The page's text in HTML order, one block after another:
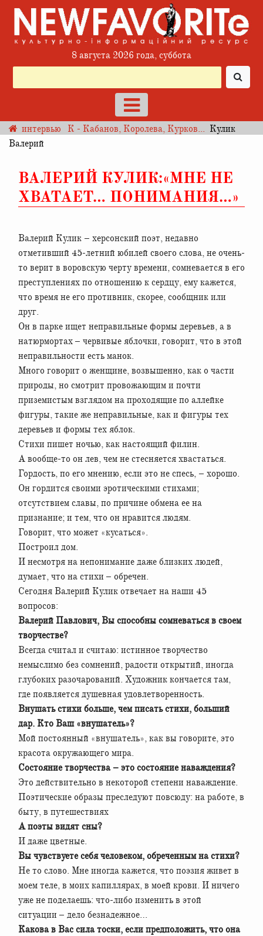
8 августа 2026 года, суббота
интервью К - Кабанов, Королева, Курков... Кулик
Валерий
ВАЛЕРИЙ КУЛИК:«МНЕ НЕ
ХВАТАЕТ… ПОНИМАНИЯ…»
Валерий Кулик – херсонский поэт, недавно
отметивший 45-летний юбилей своего слова, не очень-
то верит в воровскую черту времени, сомневается в его
преступлениях по отношению к сердцу, ему кажется,
что время не его противник, скорее, сообщник или
друг.
Он в парке ищет неправильные формы деревьев, а в
натюрмортах – червивые яблочки, говорит, что в этой
неправильности есть манок.
Много говорит о женщине, возвышенно, как о части
природы, но смотрит провожающим и почти
приземистым взглядом на проходящие по аллейке
фигуры, такие же неправильные, как и фигуры тех
деревьев и формы тех яблок.
Стихи пишет ночью, как настоящий филин.
А вообще-то он лев, чем не стесняется хвастаться.
Гордость, по его мнению, если это не спесь, – хорошо.
Он гордится своими эротическими стихами;
отсутствием славы, по причине обмена ее на
признание; и тем, что он нравится людям.
Говорит, что может «кусаться».
Построил дом.
И несмотря на непонимание даже близких людей,
думает, что на стихи – обречен.
Сегодня Валерий Кулик отвечает на наши 45
вопросов:
Валерий Павлович, Вы способны сомневаться в своем
творчестве?
Всегда считал и считаю: истинное творчество
немыслимо без сомнений, радости открытий, иногда
глубоких разочарований. Художник кончается там,
где появляется душевная удовлетворенность.
Внушать стихи больше, чем писать стихи, больший
дар. Кто Ваш «внушатель»?
Мой постоянный «внушатель», как вы говорите, это
красота окружающего мира.
Состояние творчества – это состояние наваждения?
Это действительно в некоторой степени наваждение.
Поэтические образы преследуют повсюду: на работе, в
быту, в путешествиях
А поэты видят сны?
И даже цветные.
Вы чувствуете себя человеком, обреченным на стихи?
Не то слово. Мне иногда кажется, что поэзия живет в
моем теле, в моих капиллярах, в моей крови. И ничего
уже не поделаешь: что-либо изменить в этой
ситуации – дело безнадежное…
Какова в Вас сила тоски, если предположить, что она